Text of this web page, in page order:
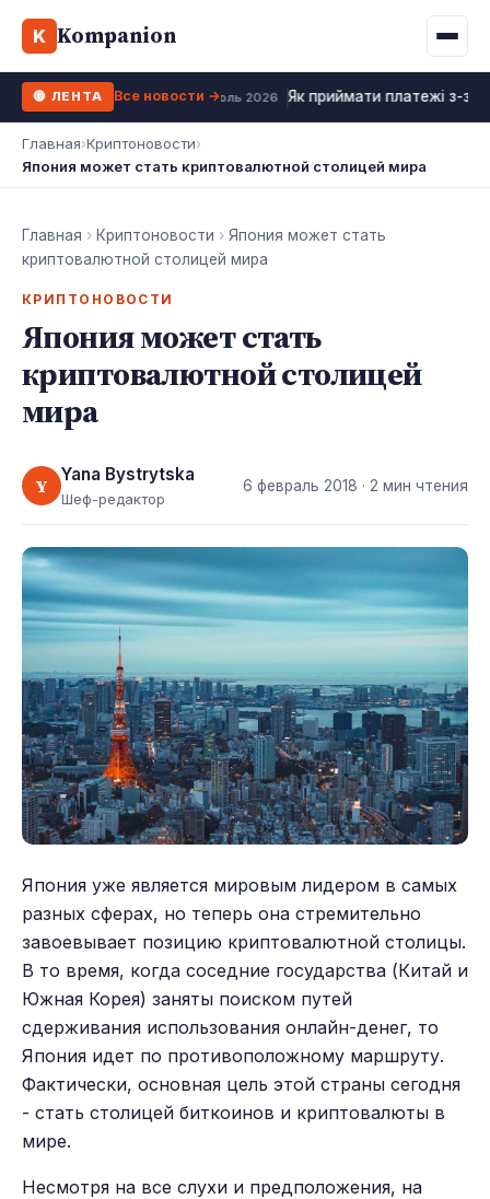
K Kompanion
Калькулятор МФО
Все 10 МФО →
Жизни
WhiteBIT
Kuna
Bybit
OKX
Все 10 бирж →
Ипотека
Депозит
Рефинансирование
ФОП налоги
🔴 ЛЕНТА 18 июль 2026 Як приймати платежі з-
Все новости →
Главная›Криптоновости›
Япония может стать криптовалютной столицей мира
Главная › Криптоновости › Япония может стать
криптовалютной столицей мира
КРИПТОНОВОСТИ
Япония может стать
криптовалютной столицей
мира
Y Yana Bystrytska
Шеф-редактор
6 февраль 2018 · 2 мин чтения
Япония уже является мировым лидером в самых
разных сферах, но теперь она стремительно
завоевывает позицию криптовалютной столицы.
В то время, когда соседние государства (Китай и
Южная Корея) заняты поиском путей
сдерживания использования онлайн-денег, то
Япония идет по противоположному маршруту.
Фактически, основная цель этой страны сегодня
- стать столицей биткоинов и криптовалюты в
мире.
Несмотря на все слухи и предположения, на